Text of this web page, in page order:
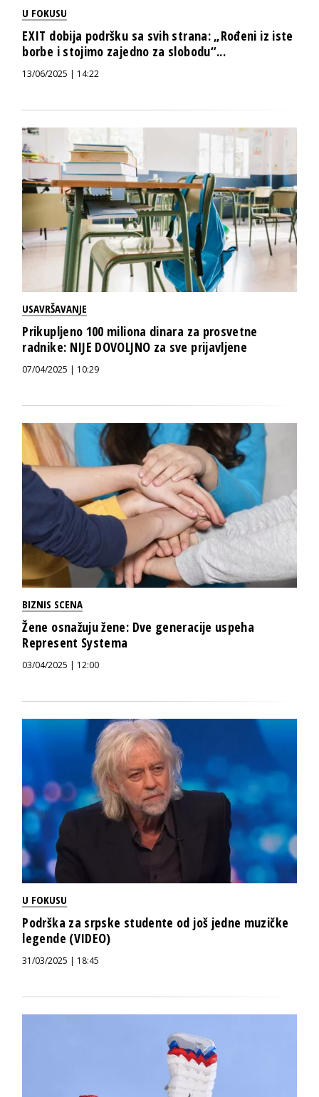
U FOKUSU
EXIT dobija podršku sa svih strana: „Rođeni iz iste
borbe i stojimo zajedno za slobodu“...
13/06/2025 | 14:22
USAVRŠAVANJE
Prikupljeno 100 miliona dinara za prosvetne
radnike: NIJE DOVOLJNO za sve prijavljene
07/04/2025 | 10:29
BIZNIS SCENA
Žene osnažuju žene: Dve generacije uspeha
Represent Systema
03/04/2025 | 12:00
U FOKUSU
Podrška za srpske studente od još jedne muzičke
legende (VIDEO)
31/03/2025 | 18:45